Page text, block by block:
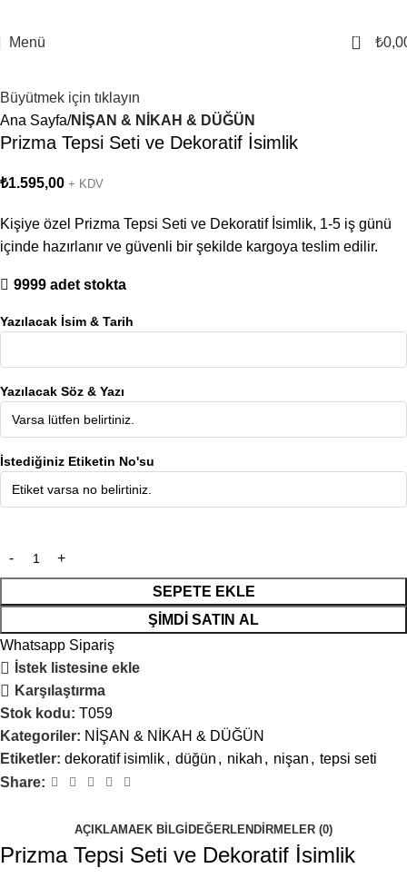
Menü 0 ₺
Büyütmek için tıklayın
Ana Sayfa NİŞAN & NİKAH & DÜĞÜN
Prizma Tepsi Seti ve Dekoratif İsimlik
₺1.595,00 + KDV
Kişiye özel Prizma Tepsi Seti ve Dekoratif İsimlik, 1-5 iş günü
içinde hazırlanır ve güvenli bir şekilde kargoya teslim edilir.
9999 adet stokta
Yazılacak İsim & Tarih
Yazılacak Söz & Yazı
İstediğiniz Etiketin No'su
SEPETE EKLE
ŞIMDI SATIN AL
Whatsapp Sipariş
İstek listesine ekle
Karşılaştırma
Stok kodu: T059
Kategoriler: NİŞAN & NİKAH & DÜĞÜN
Etiketler: dekoratif isimlik, düğün , nikah , nişan , tepsi seti
Share:
AÇIKLAMAEK BILGIDEĞERLENDIRMELER (0)
Prizma Tepsi Seti ve Dekoratif İsimlik